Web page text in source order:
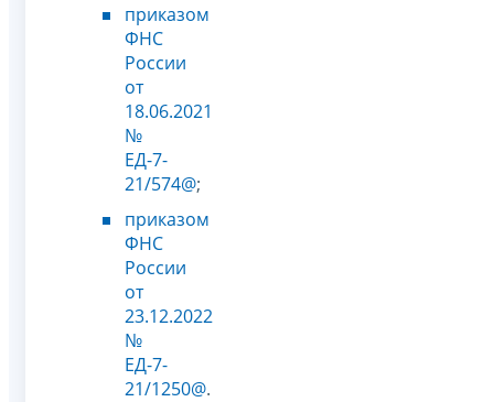
приказом
ФНС
России
от
18.06.2021
№
ЕД-7-
21/574@;
приказом
ФНС
России
от
23.12.2022
№
ЕД-7-
21/1250@.